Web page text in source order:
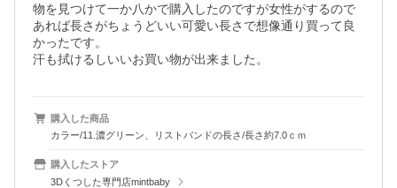
物を見つけて一か八かで購入したのですが女性がするので
あれば長さがちょうどいい可愛い長さで想像通り買って良
かったです。
汗も拭けるしいいお買い物が出来ました。
購入した商品
カラー/11.濃グリーン、リストバンドの長さ/長さ約7.0ｃｍ
購入したストア
3Dくつした専門店mintbaby